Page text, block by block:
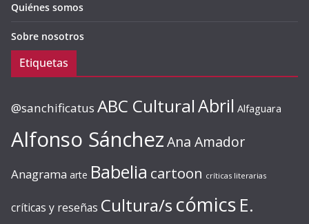
Quiénes somos
Sobre nosotros
Etiquetas
@sanchificatus ABC CulturalAbril Alfaguara
Alfonso SánchezAna Amador
Anagrama arte Babelia cartoon críticas literarias
críticas y reseñas Cultura/s cómics E.